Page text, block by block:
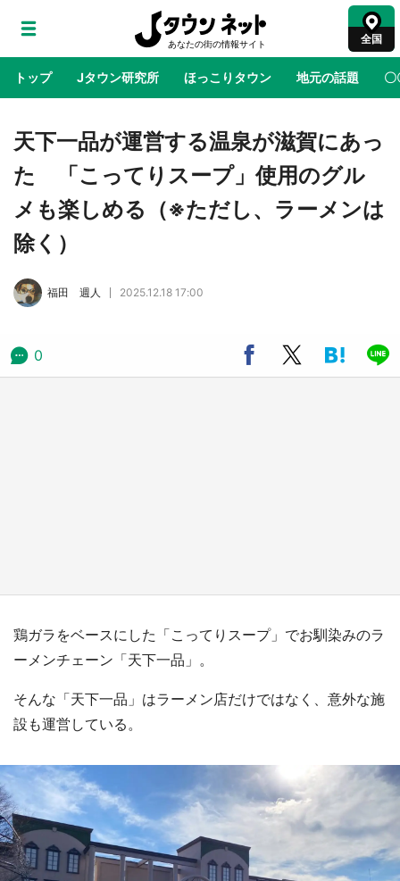
全国
トップ Jタウン研究所 ほっこりタウン 地元の話題 〇
地域×二次元 絶景 あの時はありがとう 物語がはじ
鳥取・境港「ゲゲゲの妖怪楽園」限定だった鬼
太郎グッズ買える 銀座・博品館TOY PARKへ
公式プロモ動画で「聖地」が生産されてます
『薬屋のひとりごと』の〝舞〟の世界に入り込
む 六本木ヒルズ展望台でコラボ、本邦初公開
天下一品が運営する温泉が滋賀にあっ
た 「こってりスープ」使用のグル
メも楽しめる（※ただし、ラーメンは
除く）
福田 週人 2025.12.18 17:00
0
鶏ガラをベースにした「こってりスープ」でお馴染みのラ
ーメンチェーン「天下一品」。
そんな「天下一品」はラーメン店だけではなく、意外な施
設も運営している。